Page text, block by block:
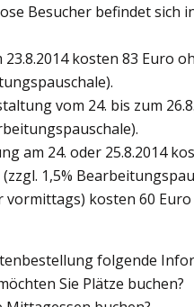
Besucher befindet sich
kosten 83 Euro
vom 24. bis zum
am 24. oder 25.8.2014
1,5%
vormittags) kosten 60
folgende
Sie Plätze buchen?